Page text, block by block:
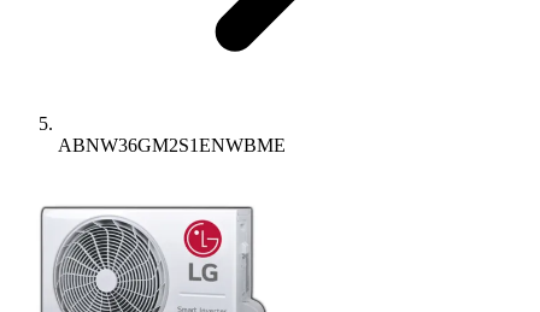
ABNW36GM2S1ENWBME